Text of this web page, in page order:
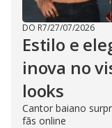
DO R7/27/07/2026
Estilo e
inova no
looks
Cantor baiano
fãs online